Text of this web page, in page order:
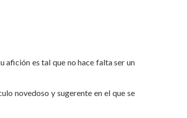
afición es tal que no hace falta ser un
novedoso y sugerente en el que se